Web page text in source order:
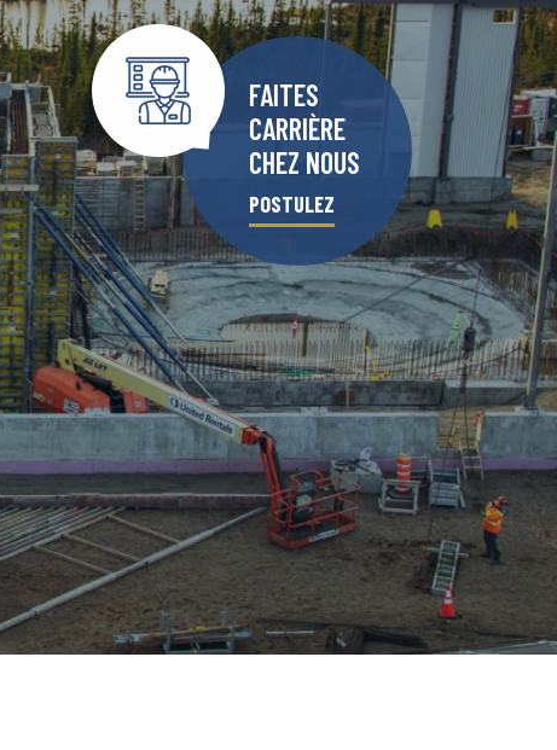
FAITES
CARRIÈRE
CHEZ NOUS
POSTULEZ